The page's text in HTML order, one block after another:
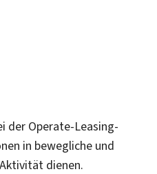
der Operate-Leasing-
in bewegliche und
dienen.